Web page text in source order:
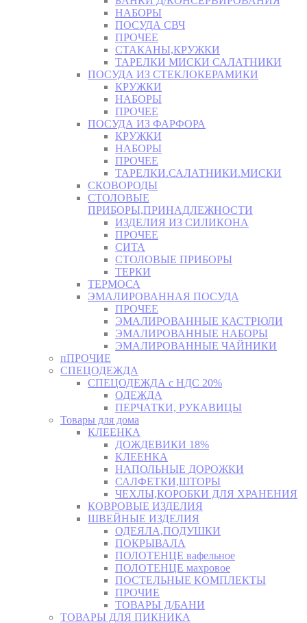
НАБОРЫ
ПОСУДА СВЧ
ПРОЧЕЕ
СТАКАНЫ,КРУЖКИ
ТАРЕЛКИ МИСКИ САЛАТНИКИ
ПОСУДА ИЗ СТЕКЛОКЕРАМИКИ
КРУЖКИ
НАБОРЫ
ПРОЧЕЕ
ПОСУДА ИЗ ФАРФОРА
КРУЖКИ
НАБОРЫ
ПРОЧЕЕ
ТАРЕЛКИ.САЛАТНИКИ.МИСКИ
СКОВОРОДЫ
СТОЛОВЫЕ
ПРИБОРЫ,ПРИНАДЛЕЖНОСТИ
ИЗДЕЛИЯ ИЗ СИЛИКОНА
ПРОЧЕЕ
СИТА
СТОЛОВЫЕ ПРИБОРЫ
ТЕРКИ
ТЕРМОСА
ЭМАЛИРОВАННАЯ ПОСУДА
ПРОЧЕЕ
ЭМАЛИРОВАННЫЕ КАСТРЮЛИ
ЭМАЛИРОВАННЫЕ НАБОРЫ
ЭМАЛИРОВАННЫЕ ЧАЙНИКИ
пПРОЧИЕ
СПЕЦОДЕЖДА
СПЕЦОДЕЖДА с НДС 20%
ОДЕЖДА
ПЕРЧАТКИ, РУКАВИЦЫ
Товары для дома
КЛЕЕНКА
ДОЖДЕВИКИ 18%
КЛЕЕНКА
НАПОЛЬНЫЕ ДОРОЖКИ
САЛФЕТКИ,ШТОРЫ
ЧЕХЛЫ,КОРОБКИ ДЛЯ ХРАНЕНИЯ
КОВРОВЫЕ ИЗДЕЛИЯ
ШВЕЙНЫЕ ИЗДЕЛИЯ
ОДЕЯЛА,ПОДУШКИ
ПОКРЫВАЛА
ПОЛОТЕНЦЕ вафельное
ПОЛОТЕНЦЕ махровое
ПОСТЕЛЬНЫЕ КОМПЛЕКТЫ
ПРОЧИЕ
ТОВАРЫ Д/БАНИ
ТОВАРЫ ДЛЯ ПИКНИКА